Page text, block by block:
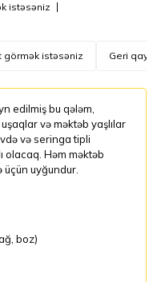
istəsəniz
görmək istəsəniz Geri
edilmiş bu qələm,
və məktəb yaşlılar
və seringa tipli
olacaq. Həm məktəb
üçün uyğundur.
boz)